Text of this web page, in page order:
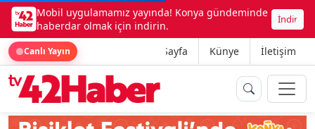
Mobil uygulamamız yayında! Konya gündeminde
haberdar olmak için indirin.
İndir
Canlı Yayın Ana Sayfa Künye İletişim